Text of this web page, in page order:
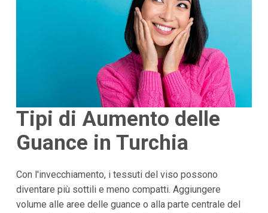
Tipi di Aumento delle
Guance in Turchia
Con l'invecchiamento, i tessuti del viso possono
diventare più sottili e meno compatti. Aggiungere
volume alle aree delle guance o alla parte centrale del